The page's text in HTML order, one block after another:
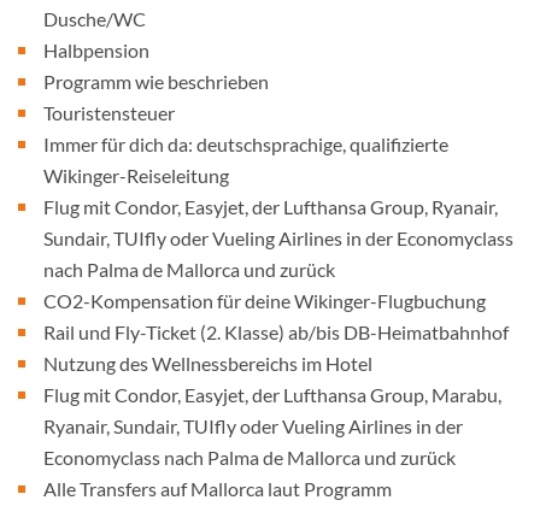
Dusche/WC
Halbpension
Programm wie beschrieben
Touristensteuer
Immer für dich da: deutschsprachige, qualifizierte
Wikinger-Reiseleitung
Flug mit Condor, Easyjet, der Lufthansa Group, Ryanair,
Sundair, TUIfly oder Vueling Airlines in der Economyclass
nach Palma de Mallorca und zurück
CO2-Kompensation für deine Wikinger-Flugbuchung
Rail und Fly-Ticket (2. Klasse) ab/bis DB-Heimatbahnhof
Nutzung des Wellnessbereichs im Hotel
Flug mit Condor, Easyjet, der Lufthansa Group, Marabu,
Ryanair, Sundair, TUIfly oder Vueling Airlines in der
Economyclass nach Palma de Mallorca und zurück
Alle Transfers auf Mallorca laut Programm